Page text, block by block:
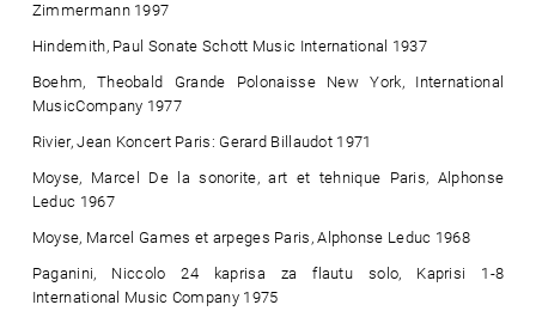
Zimmermann 1997
Hindemith, Paul Sonate Schott Music International 1937
Boehm, Theobald Grande Polonaisse New York, International
MusicCompany 1977
Rivier, Jean Koncert Paris: Gerard Billaudot 1971
Moyse, Marcel De la sonorite, art et tehnique Paris, Alphonse
Leduc 1967
Moyse, Marcel Games et arpeges Paris, Alphonse Leduc 1968
Paganini, Niccolo 24 kaprisa za flautu solo, Kaprisi 1-8
International Music Company 1975